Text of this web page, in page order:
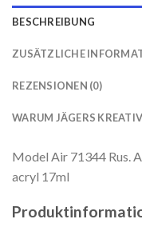
BESCHREIBUNG
ZUSÄTZLICHE
REZENSIONEN (0)
WARUM JÄGERS KREATIV
Model Air 71344 Rus.
acryl 17ml